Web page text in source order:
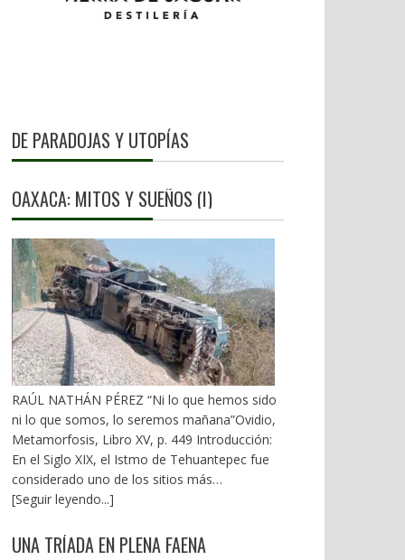
DE PARADOJAS Y UTOPÍAS
OAXACA: MITOS Y SUEÑOS (I)
RAÚL NATHÁN PÉREZ “Ni lo que hemos sido
ni lo que somos, lo seremos mañana”Ovidio,
Metamorfosis, Libro XV, p. 449 Introducción:
En el Siglo XIX, el Istmo de Tehuantepec fue
considerado uno de los sitios más
estratégicos a nivel mundial. En la mira de los
emanados del PRI iniciaron una serie de
[Seguir leyendo...]
UNA TRÍADA EN PLENA FAENA